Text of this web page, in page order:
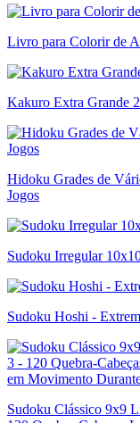
Livro para Colorir de
Kakuro Extra Grande
Hidoku Grades de
Jogos
Sudoku Irregular
Sudoku Hoshi -
Sudoku Clássico 9x9